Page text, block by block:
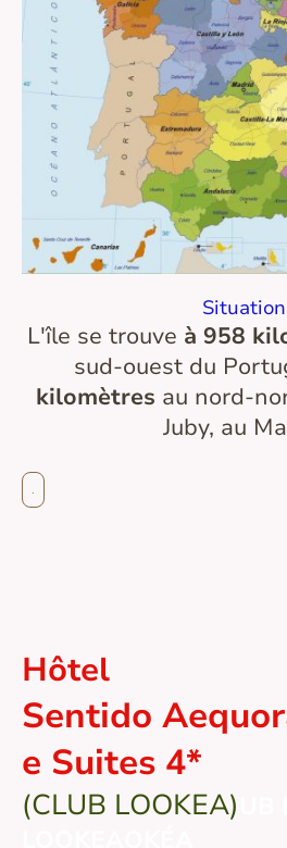
Situation
L'île se trouve à 958
sud-ouest du
kilomètres au nord-
Juby, au
.
Hôtel
Sentido
e Suites 4*
(CLUB LOOKEA)